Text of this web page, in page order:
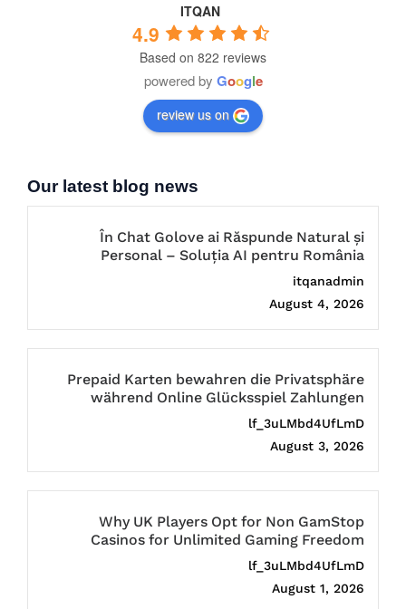
ITQAN
4.9
Based on 822 reviews
powered by Google
review us on
Our latest blog news
În Chat Golove ai Răspunde Natural și
Personal – Soluția AI pentru România
itqanadmin
August 4, 2026
Prepaid Karten bewahren die Privatsphäre
während Online Glücksspiel Zahlungen
lf_3uLMbd4UfLmD
August 3, 2026
Why UK Players Opt for Non GamStop
Casinos for Unlimited Gaming Freedom
lf_3uLMbd4UfLmD
August 1, 2026